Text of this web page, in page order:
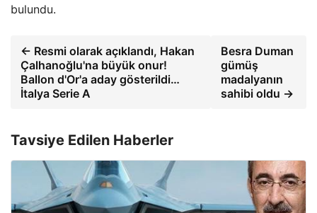
bulundu.
← Resmi olarak açıklandı, Hakan
Çalhanoğlu'na büyük onur!
Ballon d'Or'a aday gösterildi…
İtalya Serie A
Besra Duman
gümüş
madalyanın
sahibi oldu →
Tavsiye Edilen Haberler